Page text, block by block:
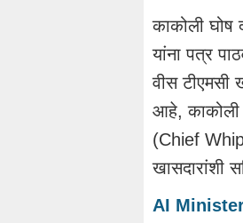
काकोली घोष
यांना पत्र
वीस टीएमसी
आहे, काकोली
(Chief
खासदारांशी
AI Minister